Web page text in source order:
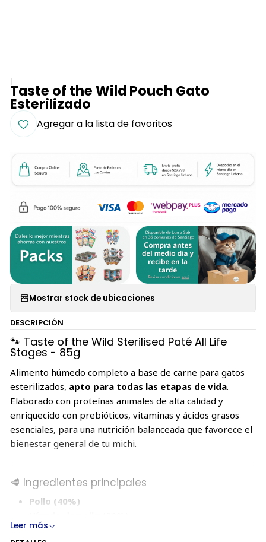
|
Taste of the Wild Pouch Gato
Esterilizado
Agregar a la lista de favoritos
Mostrar stock de ubicaciones
DESCRIPCIÓN
🐾 Taste of the Wild Sterilised Paté All Life
Stages - 85g
Alimento húmedo completo a base de carne para gatos
esterilizados, apto para todas las etapas de vida.
Elaborado con proteínas animales de alta calidad y
enriquecido con prebióticos, vitaminas y ácidos grasos
esenciales, para una nutrición balanceada que favorece el
bienestar general de tu michi.
🥩 Ingredientes principales
Pollo (40%)
Caldo de pollo (10%)
Leer más